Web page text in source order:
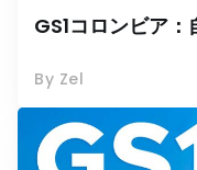
GS1コロンビア
By Zel